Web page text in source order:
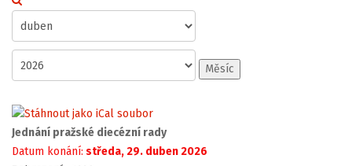
Měsíc
Jednání pražské diecézní rady
Datum konání: středa, 29. duben 2026